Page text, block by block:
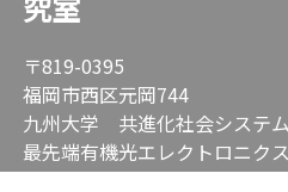
〒819-0395
福岡市西区元岡744
九州大学 共進化社会システ
最先端有機光エレクトロニク
TEL: 092-802-6920 FAX: